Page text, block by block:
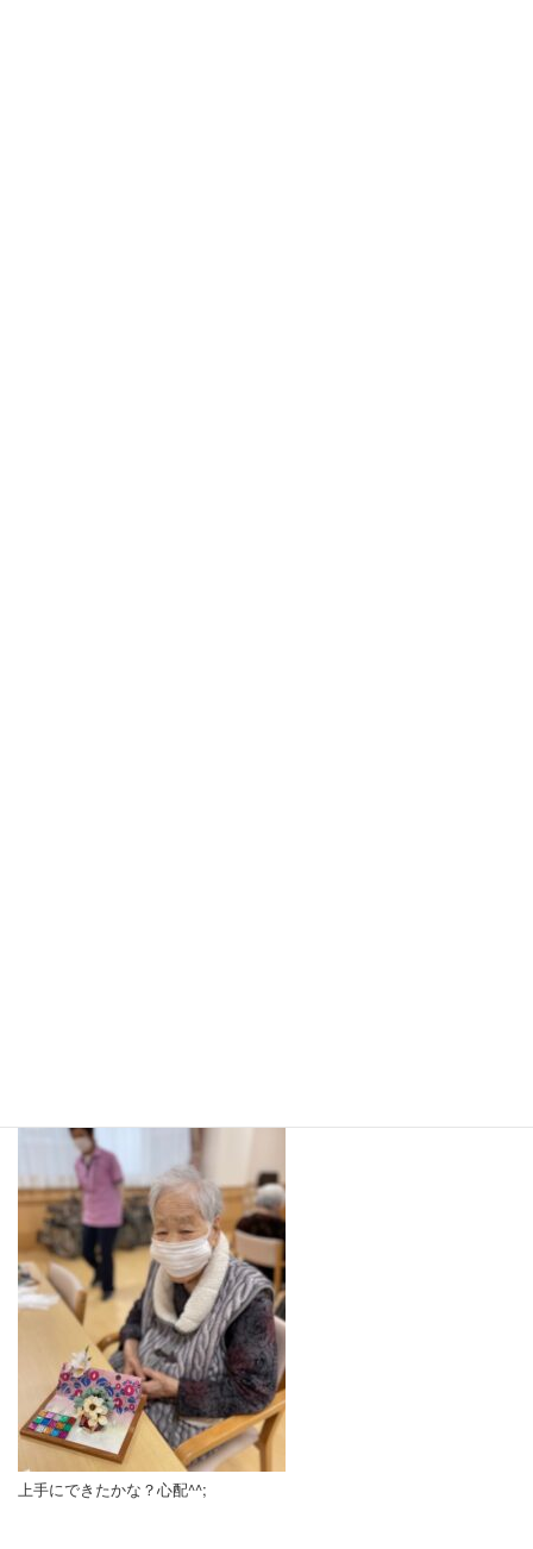
上手にできたかな？心配^^;